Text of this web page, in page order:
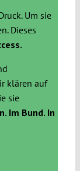
Um sie
Dieses
klären auf
sie
Im Bund. In